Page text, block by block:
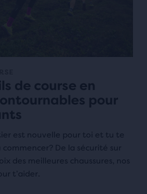
de course en
pour
est nouvelle pour toi et tu te
De la sécurité sur
des meilleures chaussures, nos
t’aider.